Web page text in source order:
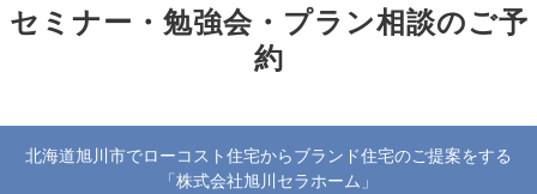
セミナー・勉強会・プラン相談のご予
約
北海道旭川市でローコスト住宅からブランド住宅のご提案をする
「株式会社旭川セラホーム」